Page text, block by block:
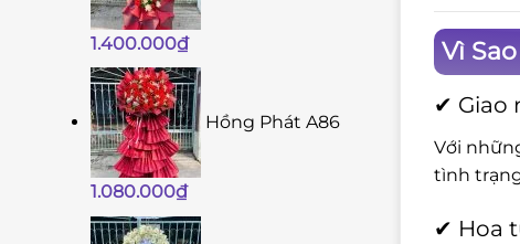
1.400.000₫
Hồng Phát A86
1.080.000₫
Vì
✔ Giao
Với
tình
✔ Hoa